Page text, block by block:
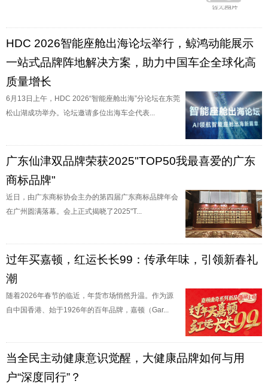
HDC 2026智能座舱出海论坛举行，鲸鸿动能展示
一站式品牌阵地解决方案，助力中国车企全球化高
质量增长
6月13日上午，HDC 2026“智能座舱出海”分论坛在东莞
松山湖成功举办。论坛邀请多位出海车企代表...
广东仙津双品牌荣获2025"TOP50我最喜爱的广东
商标品牌"
近日，由广东商标协会主办的第四届广东商标品牌年会
在广州圆满落幕。会上正式揭晓了2025"T...
过年买嘉顿，红运长长99：传承年味，引领新春礼
潮
随着2026年春节的临近，年货市场悄然升温。作为源
自中国香港、始于1926年的百年品牌，嘉顿（Gar...
当全民主动健康意识觉醒，大健康品牌如何与用
户“深度同行”？